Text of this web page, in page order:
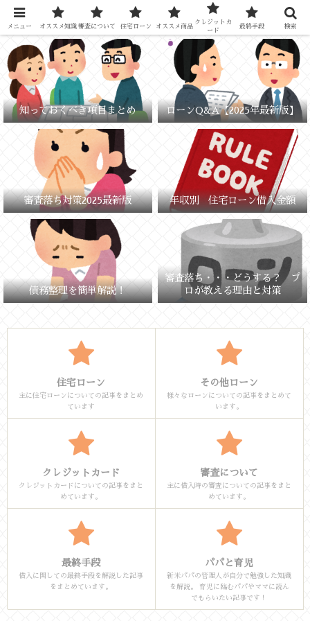
元銀行員が教える「失敗しないお金の選び方」
知っておくべき項目まとめ ローンQ&A【2025年最新版】
審査落ち対策2025最新版 年収別 住宅ローン借入金額
債務整理を簡単解説！
審査落ち・・・どうする？ プ
ロが教える理由と対策
住宅ローン
主に住宅ローンについての記事をまとめ
ています
その他ローン
様々なローンについての記事をまとめて
います。
クレジットカード
クレジットカードについての記事をまと
めています。
審査について
主に借入時の審査についての記事をまと
めています。
最終手段
借入に関しての最終手段を解説した記事
をまとめています。
パパと育児
新米パパの管理人が自分で勉強した知識
を解説。 育児に臨むパパやママに読ん
でもらいたい記事です！
メニュー オススメ知識 審査について 住宅ローン オススメ商品
クレジットカ
ード
最終手段 検索